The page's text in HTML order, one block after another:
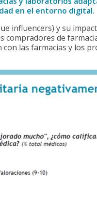
en el entorno digital.
influencers) y su
de
las farmacias y los